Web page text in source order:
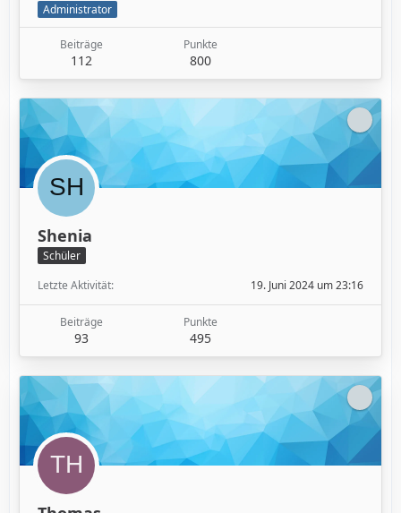
Administrator
Beiträge
112
Punkte
800
Shenia
Schüler
Letzte Aktivität
19. Juni 2024 um 23:16
Beiträge
93
Punkte
495